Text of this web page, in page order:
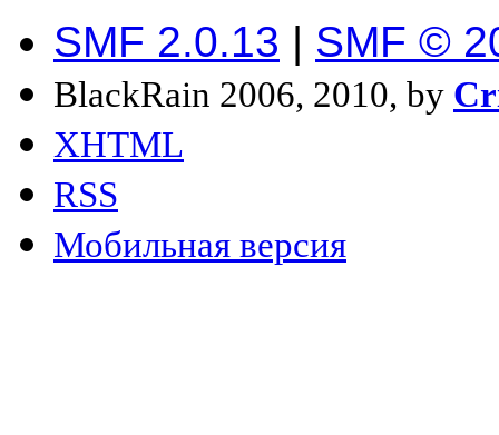
SMF 2.0.13 | SMF ©
BlackRain 2006, 2010, by
XHTML
RSS
Мобильная версия